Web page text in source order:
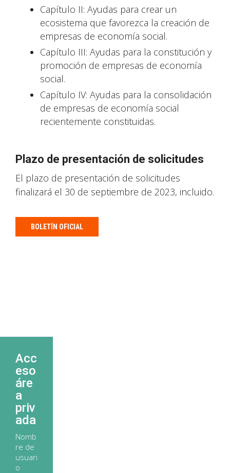
Capítulo II: Ayudas para crear un
ecosistema que favorezca la creación de
empresas de economía social.
Capítulo III: Ayudas para la constitución y
promoción de empresas de economía
social.
Capítulo IV: Ayudas para la consolidación
de empresas de economía social
recientemente constituidas.
Plazo de presentación de solicitudes
El plazo de presentación de solicitudes
finalizará el 30 de septiembre de 2023, incluido.
BOLETÍN OFICIAL
Acc
eso
áre
a
priv
ada
Nomb
re de
usuari
o